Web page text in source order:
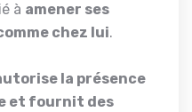
à amener ses
chez lui.
la présence
et fournit des